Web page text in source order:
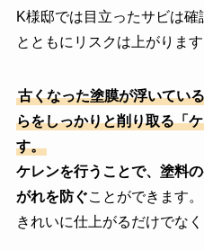
K様邸では目立ったサビは
とともにリスクは上がります
古くなった塗膜が浮いてい
らをしっかりと削り取る「
す。
ケレンを行うことで、塗料
がれを防ぐことができます。
きれいに仕上がるだけでな